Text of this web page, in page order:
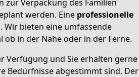
zur Verpackung des Familien
werden. Eine professionelle
Wir bieten eine umfassende
ob in der Nähe oder in der Ferne.
Verfügung und Sie erhalten gerne
Bedürfnisse abgestimmt sind. Der